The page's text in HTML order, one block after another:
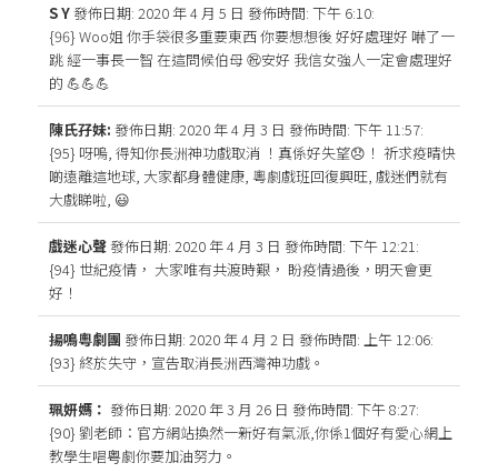
S Y發佈日期: 2020 年 4 月 5 日 發佈時間: 下午 6:10:
{96} Woo姐 你手袋很多重要東西 你要想想後 好好處理好 嚇了一
跳 經一事長一智 在這問候伯母 ㊗️安好 我信女強人一定會處理好
的 💪💪💪
陳氏孖妹:發佈日期: 2020 年 4 月 3 日 發佈時間: 下午 11:57:
{95} 呀嗚, 得知你長洲神功戲取消 ！真係好失望😞！ 祈求疫晴快
啲遠離這地球, 大家都身體健康, 粵劇戲班回復興旺, 戲迷們就有
大戲睇啦, 😃
戲迷心聲發佈日期: 2020 年 4 月 3 日 發佈時間: 下午 12:21:
{94} 世紀疫情， 大家唯有共渡時艱， 盼疫情過後，明天會更
好！
揚鳴粵劇團發佈日期: 2020 年 4 月 2 日 發佈時間: 上午 12:06:
{93} 終於失守，宣告取消長洲西灣神功戲。
珮妍媽：發佈日期: 2020 年 3 月 26 日 發佈時間: 下午 8:27:
{90} 劉老師：官方網站換然一新好有氣派,你係1個好有愛心網上
教學生唱粤劇你要加油努力。